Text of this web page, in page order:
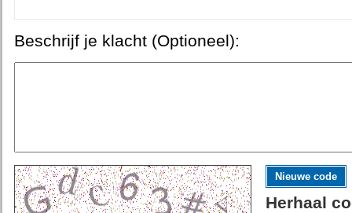
Beschrijf je klacht (Optioneel):
Nieuwe code
Herhaal